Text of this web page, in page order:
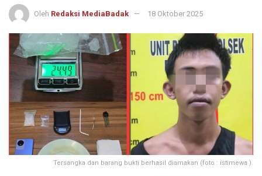
Oleh Redaksi MediaBadak 18 Oktober 2025
Tersangka dan barang bukti berhasil diamakan (foto : istimewa ).